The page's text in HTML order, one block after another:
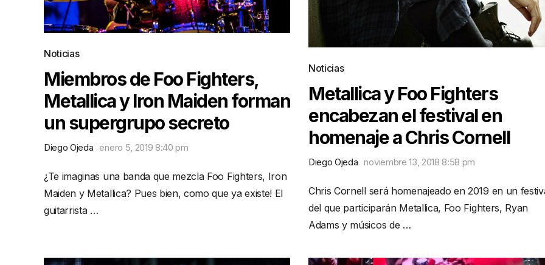
Noticias
Miembros de Foo Fighters,
Metallica y Iron Maiden forman
un supergrupo secreto
Diego Ojeda enero 5, 2019 8:40 pm
¿Te imaginas una banda que mezcla Foo Fighters, Iron
Maiden y Metallica? Pues bien, como que ya existe! El
guitarrista …
Noticias
Metallica y Foo Fighters
encabezan el festival en
homenaje a Chris Cornell
Diego Ojeda noviembre 13, 2018 8:58 pm
Chris Cornell será homenajeado en 2019 en un
del que participarán Metallica, Foo Fighters, Ryan
Adams y músicos de …